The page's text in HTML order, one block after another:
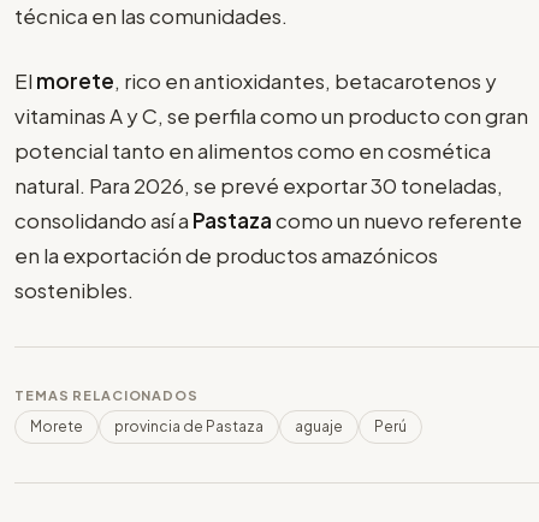
técnica en las comunidades.
El morete, rico en antioxidantes, betacarotenos y
vitaminas A y C, se perfila como un producto con gran
potencial tanto en alimentos como en cosmética
natural. Para 2026, se prevé exportar 30 toneladas,
consolidando así a Pastazacomo un nuevo referente
en la exportación de productos amazónicos
sostenibles.
TEMAS RELACIONADOS
Morete provincia de Pastaza aguaje Perú